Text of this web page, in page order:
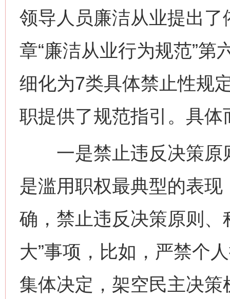
领导人员廉洁从业提出
章“廉洁从业行为规范”第
细化为7类具体禁止性规
职提供了规范指引。具
一是禁止违反决策原
是滥用职权最典型的表
确，禁止违反决策原则、
大”事项，比如，严禁个
集体决定，架空民主决策